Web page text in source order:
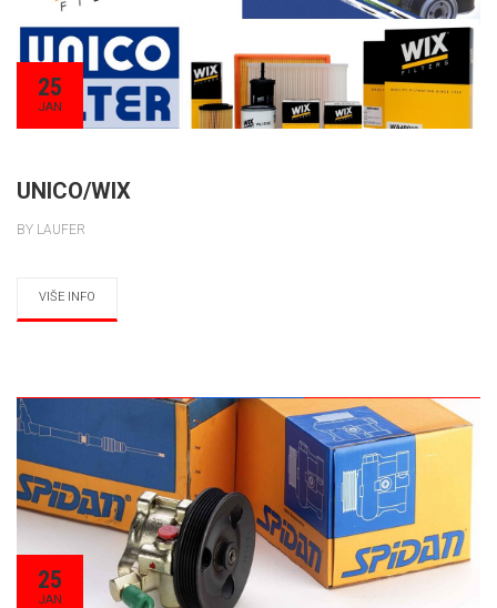
25
JAN
UNICO/WIX
BY LAUFER
VIŠE INFO
25
JAN